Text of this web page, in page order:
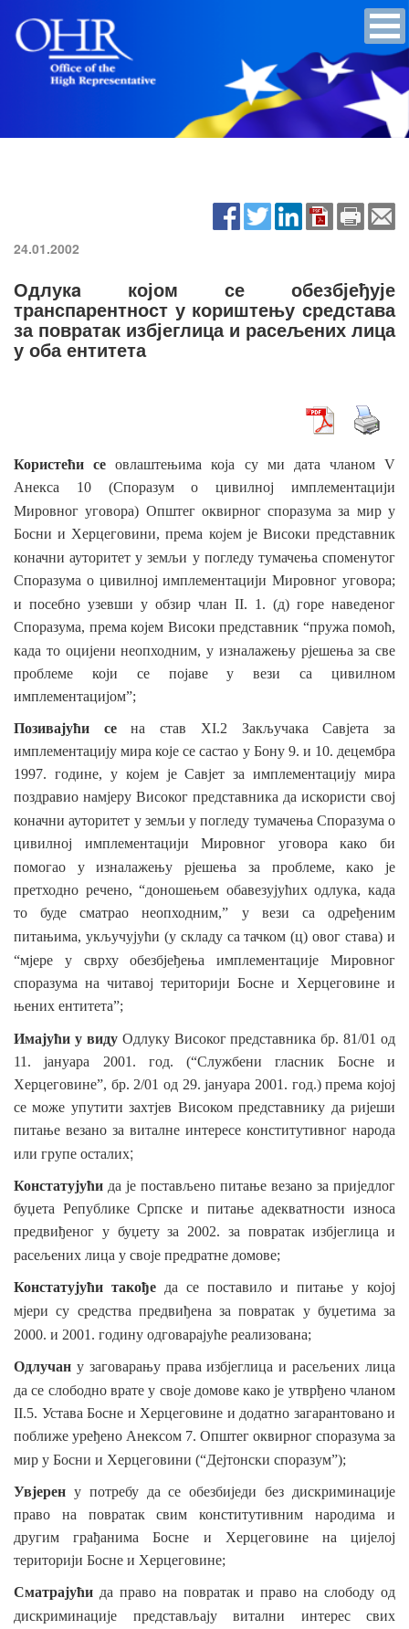
24.01.2002
Одлукa којом се обезбјеђује
транспарентност у кориштењу средстава
за повратак избјеглица и расељених лица
у оба ентитета
Користећи се овлаштењима која су ми дата чланом V
Анекса 10 (Споразум о цивилној имплементацији
Мировног уговора) Општег оквирног споразума за мир у
Босни и Херцеговини, према којем је Високи представник
коначни ауторитет у земљи у погледу тумачења споменутог
Споразума о цивилној имплементацији Мировног уговора;
и посебно узевши у обзир члан II. 1. (д) горе наведеног
Споразума, према којем Високи представник “пружа помоћ,
када то оцијени неопходним, у изналажењу рјешења за све
проблеме који се појаве у вези са цивилном
имплементацијом”;
Позивајући сена став XI.2 Закључака Савјета за
имплементацију мира које се састао у Бону 9. и 10. децембра
1997. године, у којем је Савјет за имплементацију мира
поздравио намјеру Високог представника да искористи свој
коначни ауторитет у земљи у погледу тумачења Споразума о
цивилној имплементацији Мировног уговора како би
помогао у изналажењу
рјешења за проблеме, како је
претходно речено, “доношењем обавезујућих одлука, када
то буде сматрао неопходним,” у вези са одређеним
питањима, укључујући (у складу са тачком (ц) овог става) и
“мјере у
сврху обезбјеђења имплементације Мировног
споразума на читавој територији Босне и Херцеговине и
њених ентитета”;
Имајући у виду Одлуку Високог представника бр. 81/01 од
11. јануара 2001. год. (“Службени гласник Босне и
Херцеговине”, бр. 2/01 од 29. јануара 2001. год.) према којој
се може упутити захтјев Високом представнику да ријеши
питање везано за виталне интересе конститутивног народа
или групе осталих;
Констатујући да је постављено питање везано за приједлог
буџета Републике Српске и питање адекватности износа
предвиђеног у буџету за 2002. за повратак избјеглица и
расељених лица у своје предратне домове;
Констатујући такође да се поставило и питање у којој
мјери су средства предвиђена за повратак у буџетима за
2000. и 2001. годину одговарајуће реализована;
Одлучан у заговарању права избјеглица и расељених лица
да се слободно врате у своје домове како је утврђено чланом
II.5. Устава Босне и Херцеговине и додатно загарантовано и
поближе уређено Анексом 7. Општег оквирног споразума за
мир у Босни и Херцеговини (“Дејтонски споразум”);
Увјерен у потребу да се обезбиједи без дискриминације
право на повратак свим конститутивним народима и
другим грађанима Босне и Херцеговине на цијелој
територији Босне и Херцеговине;
Сматрајући да право на повратак и право на слободу од
дискриминације представљају витални интерес
свих